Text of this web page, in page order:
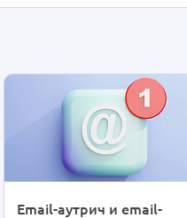
Email-аутрич и email-